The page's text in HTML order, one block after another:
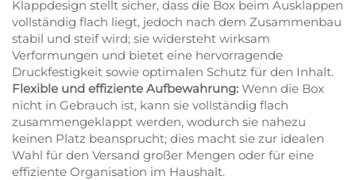
Klappdesign stellt sicher, dass die Box beim Ausklappen
vollständig flach liegt, jedoch nach dem Zusammenbau
stabil und steif wird; sie widersteht wirksam
Verformungen und bietet eine hervorragende
Druckfestigkeit sowie optimalen Schutz für den Inhalt.
Flexible und effiziente Aufbewahrung: Wenn die Box
nicht in Gebrauch ist, kann sie vollständig flach
zusammengeklappt werden, wodurch sie nahezu
keinen Platz beansprucht; dies macht sie zur idealen
Wahl für den Versand großer Mengen oder für eine
effiziente Organisation im Haushalt.